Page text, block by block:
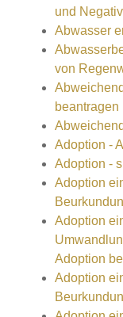
und
Abwasser
von
beantragen
Adoption -
Adoption -
Adoption
Adoption
Adoption
Adoption